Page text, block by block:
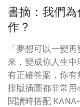
書摘：我們
作？
「夢想可以一變
來，變成你人生
有正確答案，你有
排版插圖都非常
閱讀時搭配